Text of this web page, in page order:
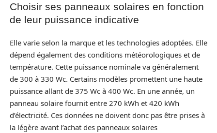
Choisir ses panneaux solaires en fonction
de leur puissance indicative
Elle varie selon la marque et les technologies adoptées. Elle
dépend également des conditions météorologiques et de
température. Cette puissance nominale va généralement
de 300 à 330 Wc. Certains modèles promettent une haute
puissance allant de 375 Wc à 400 Wc. En une année, un
panneau solaire fournit entre 270 kWh et 420 kWh
d’électricité. Ces données ne doivent donc pas être prises à
la légère avant l’achat des panneaux solaires